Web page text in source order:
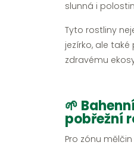
slunná i
Tyto rostliny
jezírko, ale také
zdravému
🌱
pobřežní
Pro zónu